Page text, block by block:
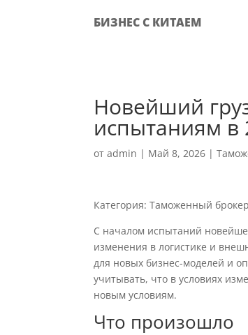
БИЗНЕС С КИТАЕМ
Новейший
испытаниям в
отadmin | Май 8, 2026 |
Категория: Таможенный брокер
С началом испытаний
изменения в логистике и
для новых бизнес-моделей и
учитывать, что в условиях
новым условиям.
Что произошло